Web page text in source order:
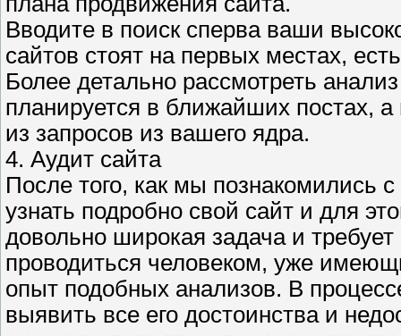
Вводите в поиск сперва ваши
сайтов стоят на первых местах,
Более детально рассмотреть
планируется в ближайших постах, а
из запросов из вашего ядра.
4. Аудит сайта
После того, как мы познакомились
узнать подробно свой сайт и для
довольно широкая задача и
проводиться человеком, уже
опыт подобных анализов. В
выявить все его достоинства и